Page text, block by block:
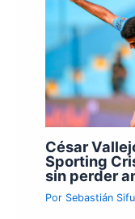
César
Sporting
sin perder
Por Sebastián